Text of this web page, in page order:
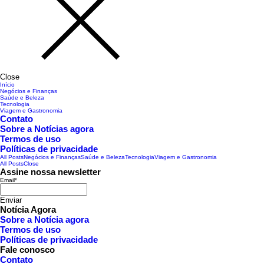
Close
Início
Negócios e Finanças
Saúde e Beleza
Tecnologia
Viagem e Gastronomia
Contato
Sobre a Notícias agora
Termos de uso
Políticas de privacidade
All PostsNegócios e FinançasSaúde e BelezaTecnologiaViagem e Gastronomia
All PostsClose
Assine nossa newsletter
Email*
Enviar
Notícia Agora
Sobre a Notícia agora
Termos de uso
Políticas de privacidade
Fale conosco
Contato